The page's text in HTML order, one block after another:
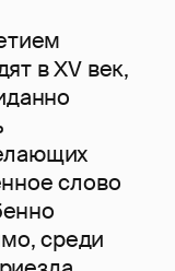
в XV век,
слово
среди